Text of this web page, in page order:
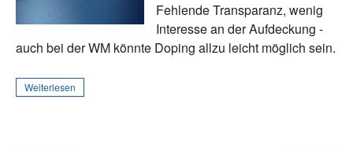
Fehlende Transparanz, wenig
Interesse an der Aufdeckung -
auch bei der WM könnte Doping allzu leicht möglich sein.
Weiterlesen